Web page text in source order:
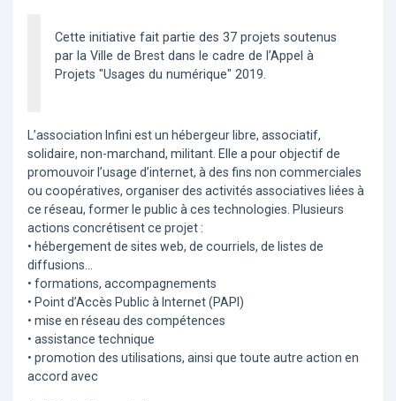
Cette initiative fait partie des 37 projets soutenus
par la Ville de Brest dans le cadre de l’Appel à
Projets "Usages du numérique" 2019.
L’association Infini est un hébergeur libre, associatif,
solidaire, non-marchand, militant. Elle a pour objectif de
promouvoir l’usage d’internet, à des fins non commerciales
ou coopératives, organiser des activités associatives liées à
ce réseau, former le public à ces technologies. Plusieurs
actions concrétisent ce projet :
• hébergement de sites web, de courriels, de listes de
diffusions...
• formations, accompagnements
• Point d’Accès Public à Internet (PAPI)
• mise en réseau des compétences
• assistance technique
• promotion des utilisations, ainsi que toute autre action en
accord avec